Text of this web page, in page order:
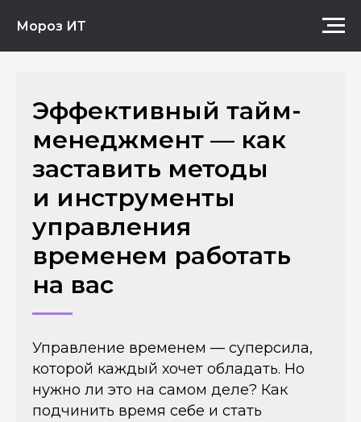
Мороз ИТ
Эффективный тайм-
менеджмент — как
заставить методы
и инструменты
управления
временем работать
на вас
Управление временем — суперсила,
которой каждый хочет обладать. Но
нужно ли это на самом деле? Как
подчинить время себе и стать